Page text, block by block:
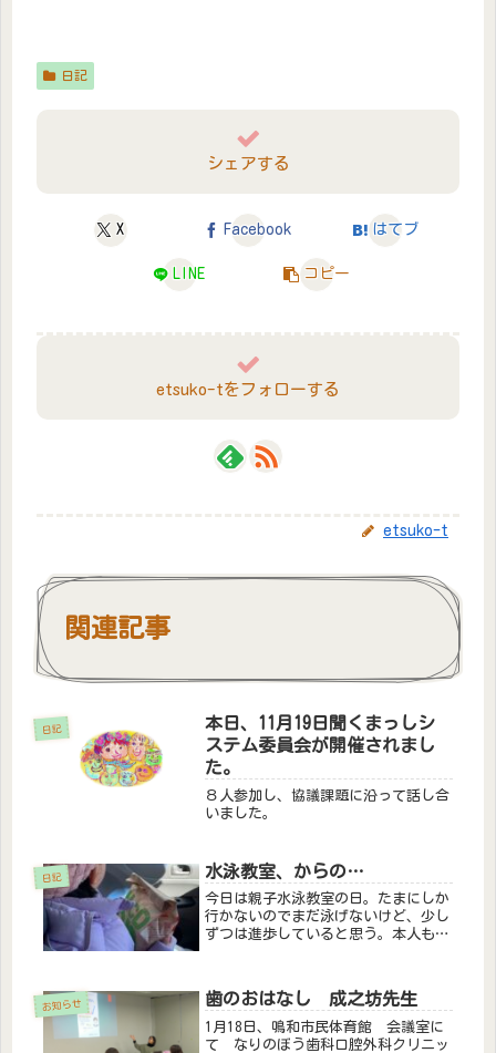
日記
シェアする
X Facebook はてブ
LINE コピー
etsuko-tをフォローする
etsuko-t
関連記事
日記
本日、11月19日聞くまっしシ
ステム委員会が開催されまし
た。
８人参加し、協議課題に沿って話し合
いました。
日記 水泳教室、からの…
今日は親子水泳教室の日。たまにしか
行かないのでまだ泳げないけど、少し
ずつは進歩していると思う。本人も楽
水泳の後はハンバーガーという決まり
になってしまいました…
お知らせ 歯のおはなし 成之坊先生
1月18日、鳴和市民体育館 会議室に
て なりのぼう歯科口腔外科クリニッ